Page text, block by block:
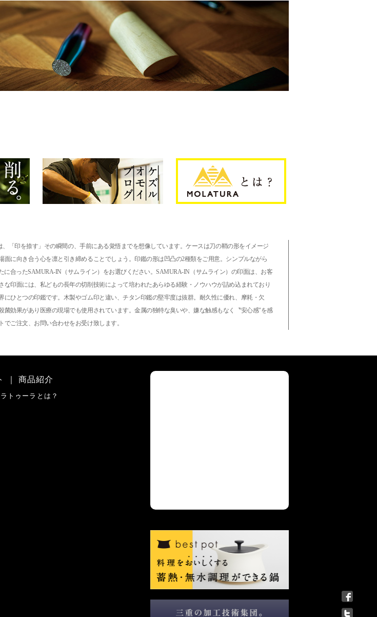
「印を捺す」その瞬間の、手前にある覚悟までを想像しています。ケースは刀の鞘の形をイメージ
に向き合う心を凛と引き締めることでしょう。印鑑の形は凹凸の2種類をご用意。シンプルながら
合ったSAMURA-IN（サムライン）をお選びください。SAMURA-IN（サムライン）の印面は、お客
印面には、私どもの長年の切削技術によって培われたあらゆる経験・ノウハウが詰め込まれており
ひとつの印鑑です。木製やゴム印と違い、チタン印鑑の堅牢度は抜群。耐久性に優れ、摩耗・欠
効果があり医療の現場でも使用されています。金属の独特な臭いや、嫌な触感もなく〝安心感"を感
ご注文、お問い合わせをお受け致します。
商品紹介
トゥーラとは？